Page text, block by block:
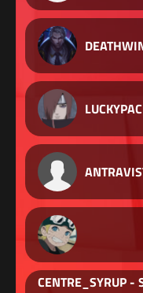
CENTRE_SYRUP -